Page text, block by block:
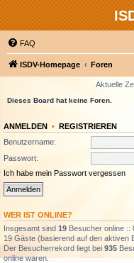
FAQ
ISDV-Homepage Foren
Aktuelle
Dieses Board hat keine Foren.
ANMELDEN • REGISTRIEREN
Benutzername:
Passwort:
Ich habe mein Passwort vergessen
WER IST ONLINE?
Insgesamt sind 19 Besucher online ::
19 Gäste (basierend auf den aktiven
Der Besucherrekord liegt bei 935
online waren.